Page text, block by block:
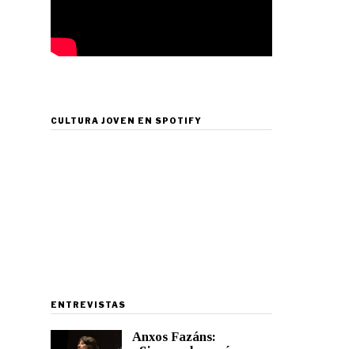
CULTURA JOVEN EN SPOTIFY
ENTREVISTAS
Anxos Fazáns: